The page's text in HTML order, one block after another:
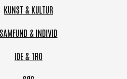
KUNST & KULTUR
SAMFUND & INDIVID
IDE & TRO